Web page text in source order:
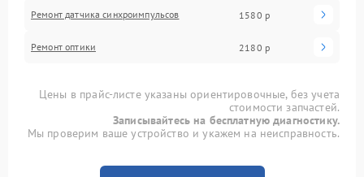
Ремонт датчика синхроимпульсов 1580 р
Ремонт оптики 2180 р
Цены в прайс-листе указаны ориентировочные, без учета
стоимости запчастей.
Записывайтесь на бесплатную диагностику.
Мы проверим ваше устройство и укажем на неисправность.